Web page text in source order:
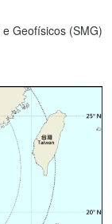
Geofísicos (SMG)